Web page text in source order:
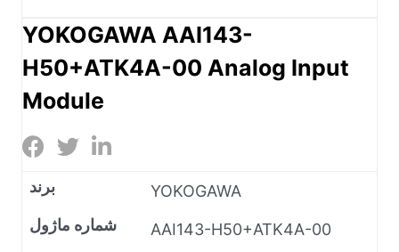
YOKOGAWA AAI143-
H50+ATK4A-00 Analog Input
Module
برند
YOKOGAWA
شماره ماژول
AAI143-H50+ATK4A-00